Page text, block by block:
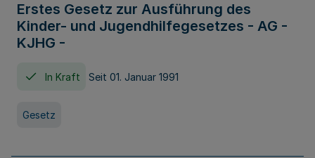
Erstes Gesetz zur Ausführung des
Kinder- und Jugendhilfegesetzes - AG -
KJHG -
In Kraft Seit 01. Januar 1991
Gesetz